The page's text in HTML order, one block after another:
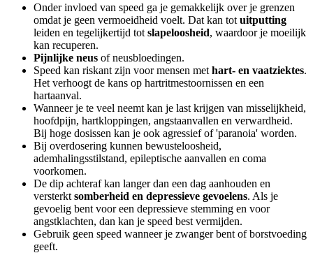
Onder invloed van speed ga je gemakkelijk over je grenzen
omdat je geen vermoeidheid voelt. Dat kan tot uitputting
leiden en tegelijkertijd tot slapeloosheid, waardoor je moeilijk
kan recuperen.
Pijnlijke neus of neusbloedingen.
Speed kan riskant zijn voor mensen met hart- en vaatziektes.
Het verhoogt de kans op hartritmestoornissen en een
hartaanval.
Wanneer je te veel neemt kan je last krijgen van misselijkheid,
hoofdpijn, hartkloppingen, angstaanvallen en verwardheid.
Bij hoge dosissen kan je ook agressief of 'paranoia' worden.
Bij overdosering kunnen bewusteloosheid,
ademhalingsstilstand, epileptische aanvallen en coma
voorkomen.
De dip achteraf kan langer dan een dag aanhouden en
versterkt somberheid en depressieve gevoelens. Als je
gevoelig bent voor een depressieve stemming en voor
angstklachten, dan kan je speed best vermijden.
Gebruik geen speed wanneer je zwanger bent of borstvoeding
geeft.